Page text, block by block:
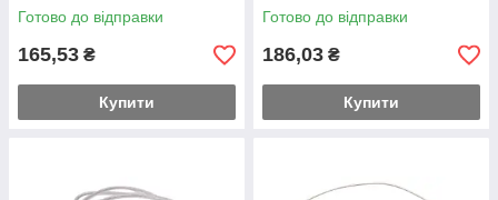
Готово до відправки
165,53 ₴
Купити
Готово до відправки
186,03 ₴
Купити